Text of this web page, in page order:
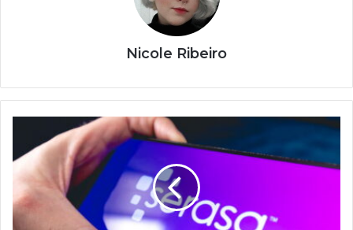
Nicole Ribeiro
gratuitos
para
negociar
dívidas
com
bancos